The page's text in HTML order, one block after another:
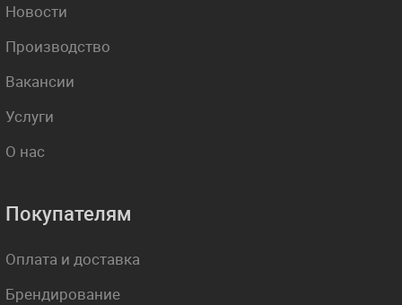
Новости
Производство
Вакансии
Услуги
О нас
Покупателям
Оплата и доставка
Брендирование